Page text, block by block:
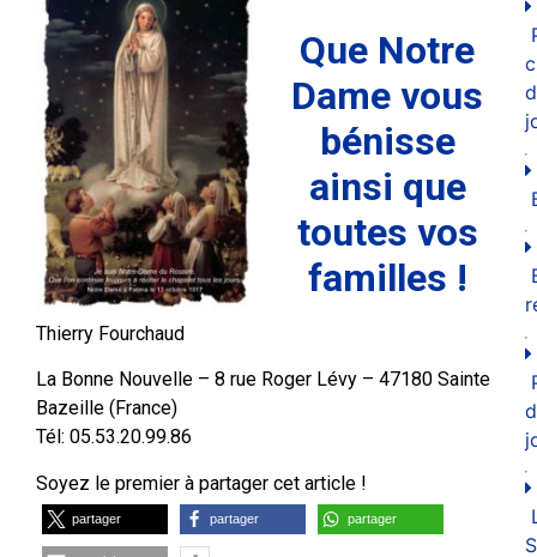
Que Notre
Dame vous
bénisse
ainsi que
toutes vos
familles !
Thierry Fourchaud
La Bonne Nouvelle – 8 rue Roger Lévy – 47180 Sainte
Bazeille (France)
Tél: 05.53.20.99.86
Soyez le premier à partager cet article !
partager partager partager